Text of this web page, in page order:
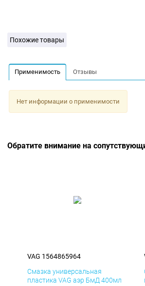
Похожие товары
Применимость Отзывы
Нет информации о применимости
Обратите внимание на
VAG 1564865964
Смазка универсальная
пластика VAG аэр БмД 400мл